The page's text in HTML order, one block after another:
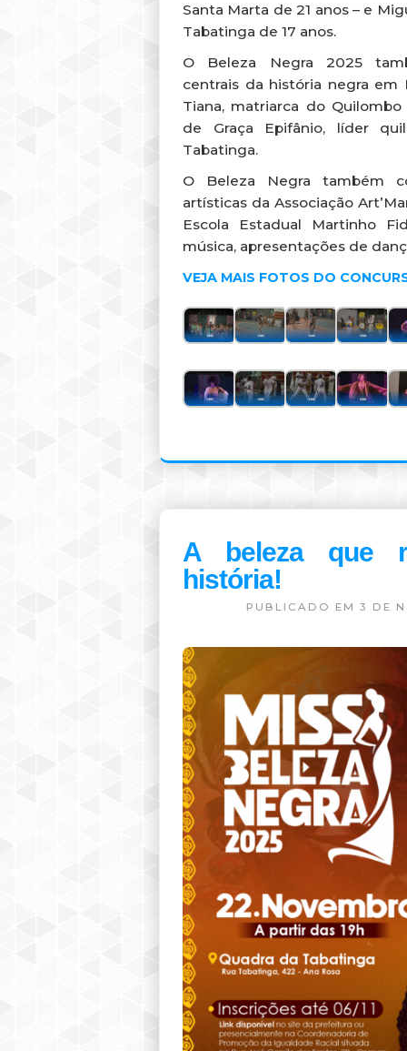
Santa Marta de 21 anos – e
Tabatinga de 17 anos.
O Beleza Negra 2025
centrais da história negra em
Tiana, matriarca do
de Graça Epifânio, líder
Tabatinga.
O Beleza Negra também
artísticas da Associação
Escola Estadual Martinho
música, apresentações de
VEJA MAIS FOTOS DO
A beleza que
história!
PUBLICADO EM 3 DE